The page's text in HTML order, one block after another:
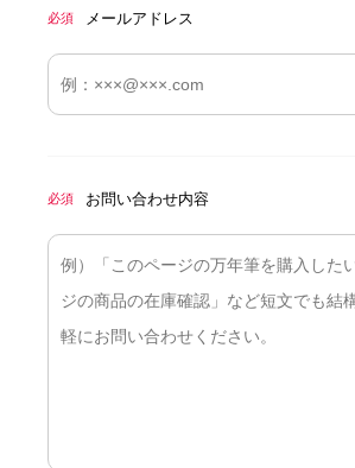
必須 メールアドレス
必須 お問い合わせ内容